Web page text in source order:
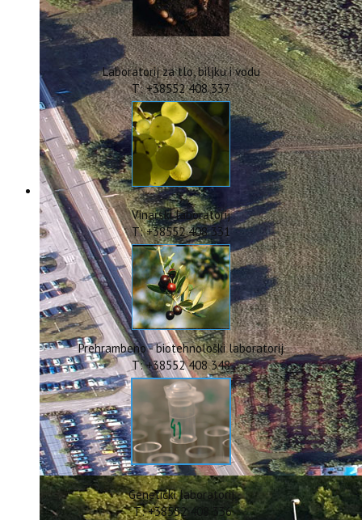
Izbor u znanstvena zvanja
Dokumenti
Statut
Strategija
CIP
Pravo na pristup informacijama
Zaštita osobnih podataka
Godišnji izvještaj
Javna nabava
Natječaji za radna mjesta
Zakonodavni okvir
Akti Instituta
Linkovi
Kontakt
webmail
Popularizacija znanosti
ERASMUS+
HyPro4ST
DIGIAGRI
GreenTea
CIRCOLIVE
Laboratorij za tlo, biljku i vodu
T: +38552 408 337
Vinarski laboratorij
T: +38552 408 331
Prehrambeno - biotehnološki laboratorij
T: +38552 408 348
Genetički laboratorij
T: +38552 408 336